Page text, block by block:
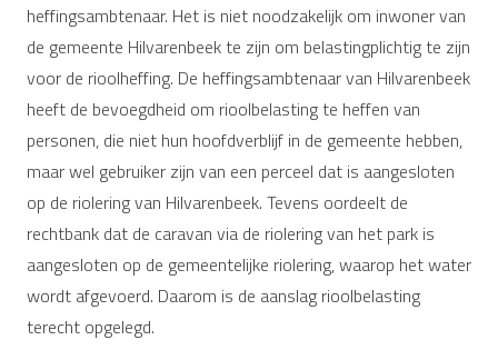
heffingsambtenaar. Het is niet noodzakelijk om inwoner van
de gemeente Hilvarenbeek te zijn om belastingplichtig te zijn
voor de rioolheffing. De heffingsambtenaar van Hilvarenbeek
heeft de bevoegdheid om rioolbelasting te heffen van
personen, die niet hun hoofdverblijf in de gemeente hebben,
maar wel gebruiker zijn van een perceel dat is aangesloten
op de riolering van Hilvarenbeek. Tevens oordeelt de
rechtbank dat de caravan via de riolering van het park is
aangesloten op de gemeentelijke riolering, waarop het water
wordt afgevoerd. Daarom is de aanslag rioolbelasting
terecht opgelegd.